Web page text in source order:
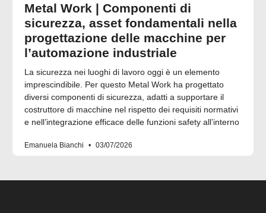
Metal Work | Componenti di
sicurezza, asset fondamentali nella
progettazione delle macchine per
l’automazione industriale
La sicurezza nei luoghi di lavoro oggi è un elemento
imprescindibile. Per questo Metal Work ha progettato
diversi componenti di sicurezza, adatti a supportare il
costruttore di macchine nel rispetto dei requisiti normativi
e nell’integrazione efficace delle funzioni safety all’interno
Emanuela Bianchi 03/07/2026